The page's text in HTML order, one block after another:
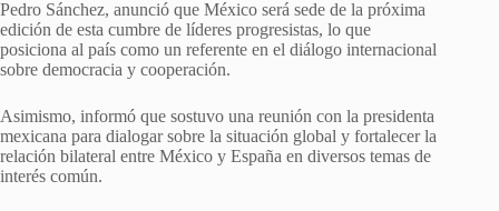
Pedro Sánchez, anunció que México será sede de la próxima
edición de esta cumbre de líderes progresistas, lo que
posiciona al país como un referente en el diálogo internacional
sobre democracia y cooperación.
Asimismo, informó que sostuvo una reunión con la presidenta
mexicana para dialogar sobre la situación global y fortalecer la
relación bilateral entre México y España en diversos temas de
interés común.